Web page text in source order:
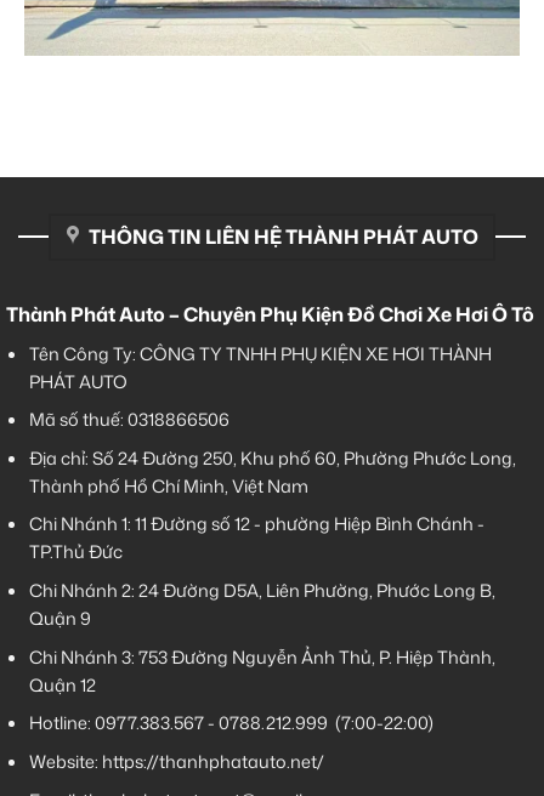
THÔNG TIN LIÊN HỆ THÀNH PHÁT AUTO
Thành Phát Auto – Chuyên Phụ Kiện Đồ Chơi Xe Hơi Ô Tô
Tên Công Ty: CÔNG TY TNHH PHỤ KIỆN XE HƠI THÀNH
PHÁT AUTO
Mã số thuế: 0318866506
Địa chỉ: Số 24 Đường 250, Khu phố 60, Phường Phước Long,
Thành phố Hồ Chí Minh, Việt Nam
Chi Nhánh 1:11 Đường số 12 - phường Hiệp Bình Chánh -
TP.Thủ Đức
Chi Nhánh 2:24 Đường D5A, Liên Phường, Phước Long B,
Quận 9
Chi Nhánh 3:753 Đường Nguyễn Ảnh Thủ, P. Hiệp Thành,
Quận 12
Hotline:0977.383.567-0788.212.999 (7:00-22:00)
Website: https://thanhphatauto.net/